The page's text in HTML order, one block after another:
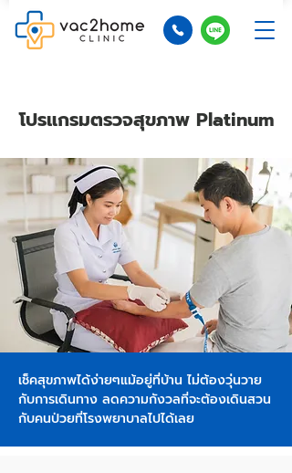
โปรแกรมตรวจสุขภาพ Platinum
เช็คสุขภาพได้ง่ายๆแม้อยู่ที่บ้าน ไม่ต้องวุ่นวาย
กับการเดินทาง ลดความกังวลที่จะต้องเดินสวน
กับคนป่วยที่โรงพยาบาลไปได้เลย